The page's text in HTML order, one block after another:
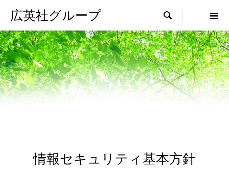
広英社グループ 
情報セキュリティ基本方針